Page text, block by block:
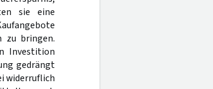
sie eine
zu bringen.
Investition
gedrängt
widerruflich